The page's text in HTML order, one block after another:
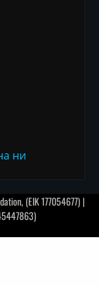
ни
(EIK 177054677) |